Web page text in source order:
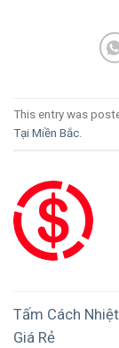
This entry was
Tại Miền Bắc
Tấm Cách
Giá Rẻ